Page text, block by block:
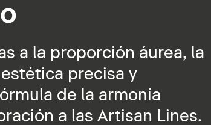
a la proporción áurea, la
precisa y
de la armonía
a las Artisan Lines.